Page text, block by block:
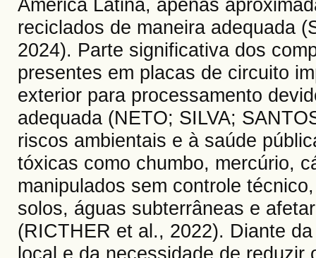
América Latina, apenas
reciclados de maneira adequada
2024). Parte significativa dos
presentes em placas de circuito
exterior para processamento
adequada (NETO; SILVA;
riscos ambientais e à saúde
tóxicas como chumbo, mercúrio,
manipulados sem controle
solos, águas subterrâneas e
(RICTHER et al., 2022). Diante
local e da necessidade de